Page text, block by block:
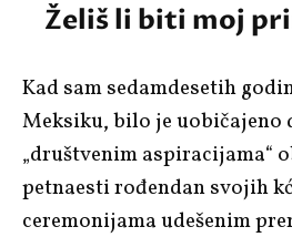
Želiš li biti moj
Kad sam sedamdesetih
Meksiku, bilo je uobičajeno
„društvenim aspiracijama“
petnaesti rođendan svojih
ceremonijama udešenim